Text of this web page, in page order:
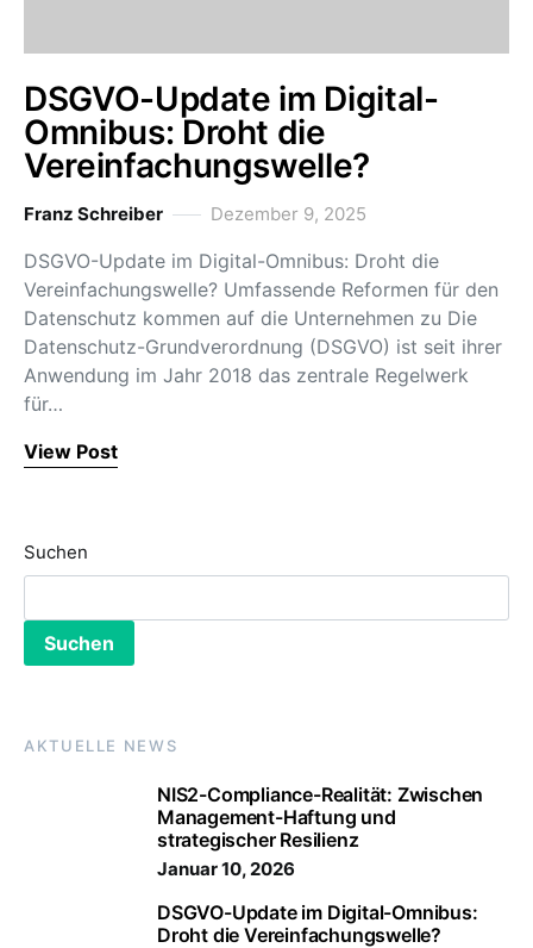
DSGVO-Update im Digital-
Omnibus: Droht die
Vereinfachungswelle?
Franz Schreiber Dezember 9, 2025
DSGVO-Update im Digital-Omnibus: Droht die
Vereinfachungswelle? Umfassende Reformen für den
Datenschutz kommen auf die Unternehmen zu Die
Datenschutz-Grundverordnung (DSGVO) ist seit ihrer
Anwendung im Jahr 2018 das zentrale Regelwerk
für…
View Post
Suchen
Suchen
AKTUELLE NEWS
NIS2-Compliance-Realität: Zwischen
Management-Haftung und
strategischer Resilienz
Januar 10, 2026
DSGVO-Update im Digital-Omnibus:
Droht die Vereinfachungswelle?